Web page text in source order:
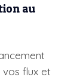
au
vos flux et